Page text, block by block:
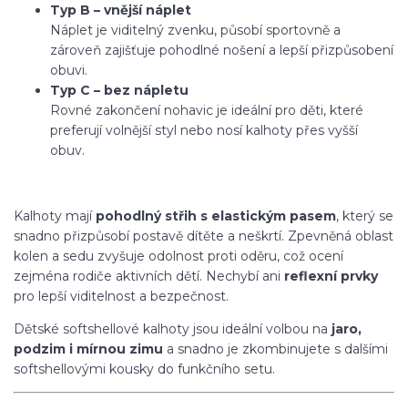
Typ B – vnější náplet
Náplet je viditelný zvenku, působí sportovně a
zároveň zajišťuje pohodlné nošení a lepší přizpůsobení
obuvi.
Typ C – bez nápletu
Rovné zakončení nohavic je ideální pro děti, které
preferují volnější styl nebo nosí kalhoty přes vyšší
obuv.
Kalhoty mají pohodlný střih s elastickým pasem, který se
snadno přizpůsobí postavě dítěte a neškrtí. Zpevněná oblast
kolen a sedu zvyšuje odolnost proti oděru, což ocení
zejména rodiče aktivních dětí. Nechybí ani reflexní prvky
pro lepší viditelnost a bezpečnost.
Dětské softshellové kalhoty jsou ideální volbou na jaro,
podzim i mírnou zimu a snadno je zkombinujete s dalšími
softshellovými kousky do funkčního setu.